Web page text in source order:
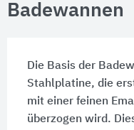
Badewannen
Die Basis der
Stahlplatine, die
mit einer feinen
überzogen wird.